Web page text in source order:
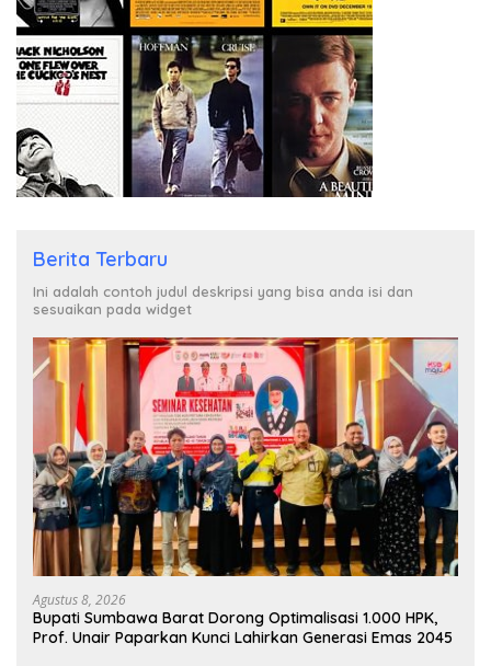
Berita Terbaru
Ini adalah contoh judul deskripsi yang bisa anda isi dan
sesuaikan pada widget
Agustus 8, 2026
Bupati Sumbawa Barat Dorong Optimalisasi 1.000 HPK,
Prof. Unair Paparkan Kunci Lahirkan Generasi Emas 2045